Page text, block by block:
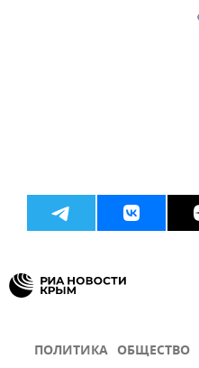
ПОЛИТИКА ОБЩЕСТВО